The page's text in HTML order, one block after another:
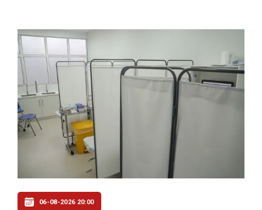
06-08-2026 20:00